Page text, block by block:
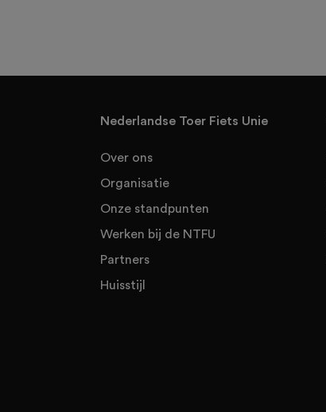
Nederlandse Toer Fiets Unie
Over ons
Organisatie
Onze standpunten
Werken bij de NTFU
Partners
Huisstijl